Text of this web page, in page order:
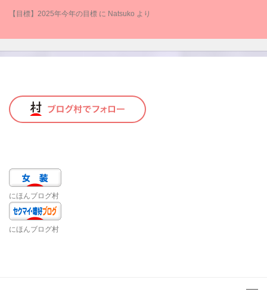
【目標】2025年今年の目標 に Natsuko より
にほんブログ村
にほんブログ村